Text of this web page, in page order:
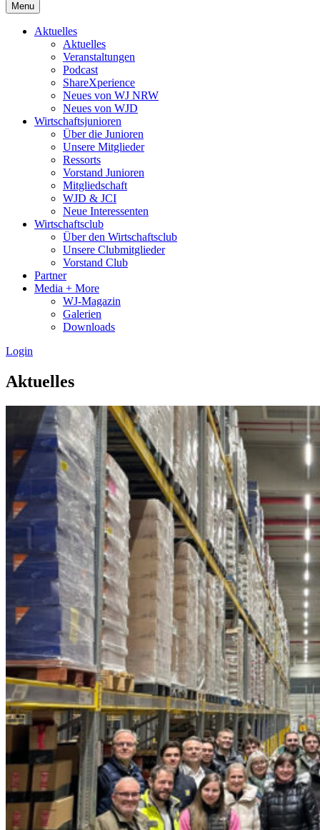
Menu
Aktuelles
Aktuelles
Veranstaltungen
Podcast
ShareXperience
Neues von WJ NRW
Neues von WJD
Wirtschaftsjunioren
Über die Junioren
Unsere Mitglieder
Ressorts
Vorstand Junioren
Mitgliedschaft
WJD & JCI
Neue Interessenten
Wirtschaftsclub
Über den Wirtschaftsclub
Unsere Clubmitglieder
Vorstand Club
Partner
Media + More
WJ-Magazin
Galerien
Downloads
Login
Aktuelles